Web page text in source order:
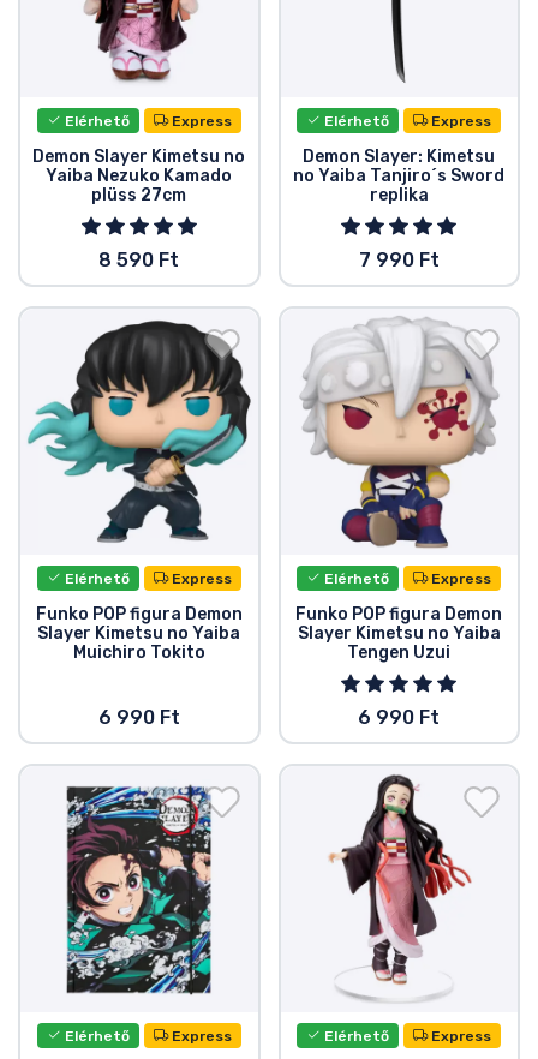
Elérhető Express
Demon Slayer Kimetsu no
Yaiba Nezuko Kamado
plüss 27cm
8 590 Ft
Elérhető Express
Demon Slayer: Kimetsu
no Yaiba Tanjiro´s Sword
replika
7 990 Ft
Elérhető Express
Funko POP figura Demon
Slayer Kimetsu no Yaiba
Muichiro Tokito
6 990 Ft
Elérhető Express
Funko POP figura Demon
Slayer Kimetsu no Yaiba
Tengen Uzui
6 990 Ft
Elérhető Express Elérhető Express